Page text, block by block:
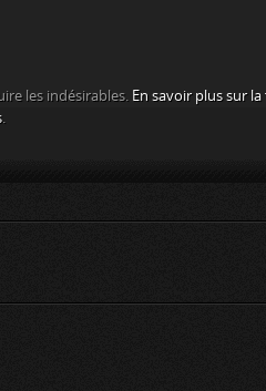
les indésirables. En savoir plus sur
.